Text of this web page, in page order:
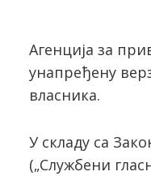
Агенција за
унапређену
власника.
У складу са
(„Службени